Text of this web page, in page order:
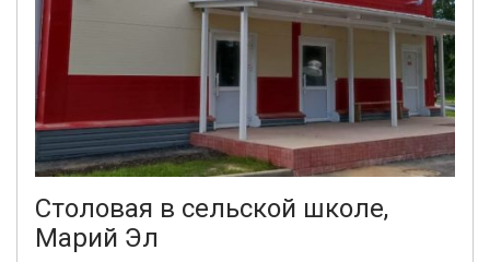
Столовая в сельской школе,
Марий Эл